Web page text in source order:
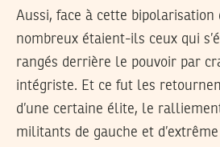
Aussi, face à cette bipolarisation
nombreux étaient-ils ceux qui
rangés derrière le pouvoir par
intégriste. Et ce fut les
d’une certaine élite, le
militants de gauche et